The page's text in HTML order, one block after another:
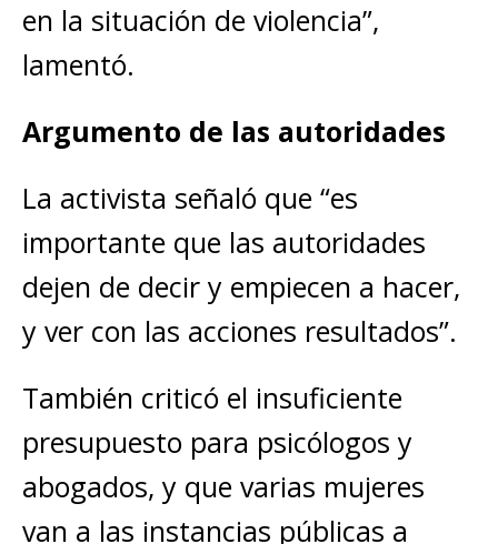
en la situación de violencia”,
lamentó.
Argumento de las autoridades
La activista señaló que “es
importante que las autoridades
dejen de decir y empiecen a hacer,
y ver con las acciones resultados”.
También criticó el insuficiente
presupuesto para psicólogos y
abogados, y que varias mujeres
van a las instancias públicas a